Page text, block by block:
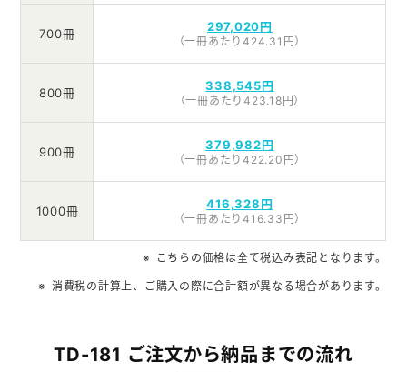
700冊 297,020円
（一冊あたり424.31円）
800冊 338,545円
（一冊あたり423.18円）
900冊 379,982円
（一冊あたり422.20円）
1000冊 416,328円
（一冊あたり416.33円）
こちらの価格は全て税込み表記となります。
消費税の計算上、ご購入の際に合計額が異なる場合があります。
TD-181 ご注文から納品までの流れ